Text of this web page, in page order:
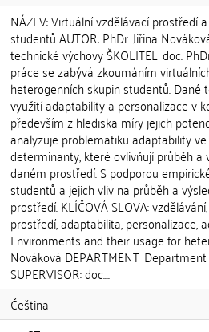
NÁZEV: Virtuální vzdělávací prostředí
studentů AUTOR: PhDr. Jiřina
technické výchovy ŠKOLITEL: doc.
práce se zabývá zkoumáním
heterogenních skupin studentů.
využití adaptability a personalizace v
především z hlediska míry jejich
analyzuje problematiku adaptability
determinanty, které ovlivňují průběh
daném prostředí. S podporou
studentů a jejich vliv na průběh a
prostředí. KLÍČOVÁ SLOVA:
prostředí, adaptabilita, personalizace,
Environments and their usage for
Nováková DEPARTMENT:
SUPERVISOR: doc....
Čeština